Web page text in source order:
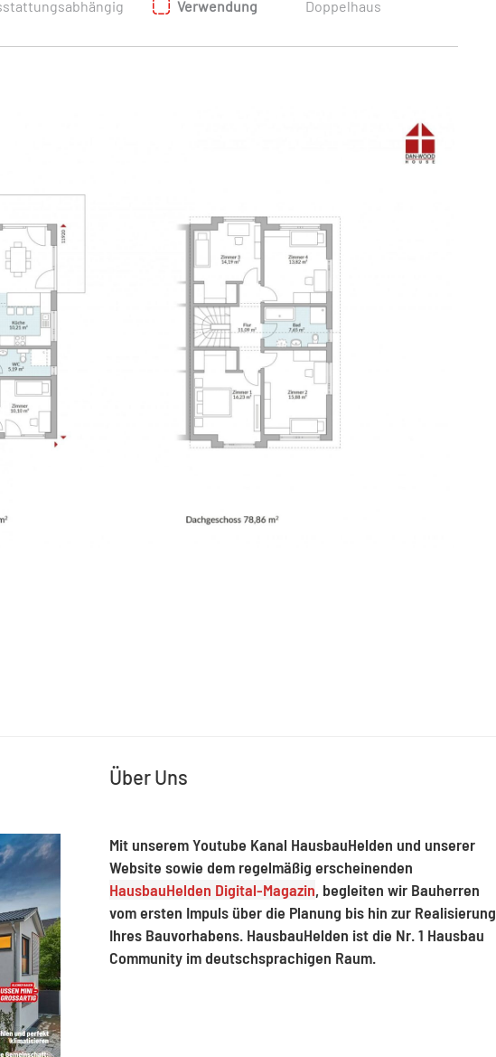
Verwendung Doppelhaus
Über Uns
Mit unserem Youtube Kanal HausbauHelden und unserer
Website sowie dem regelmäßig erscheinenden
HausbauHelden Digital-Magazin, begleiten wir Bauherren
vom ersten Impuls über die Planung bis hin zur Realisierung
Ihres Bauvorhabens. HausbauHelden ist die Nr. 1 Hausbau
Community im deutschsprachigen Raum.